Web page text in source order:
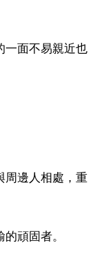
一面不易親近也
周邊人相處，重
頑固者。